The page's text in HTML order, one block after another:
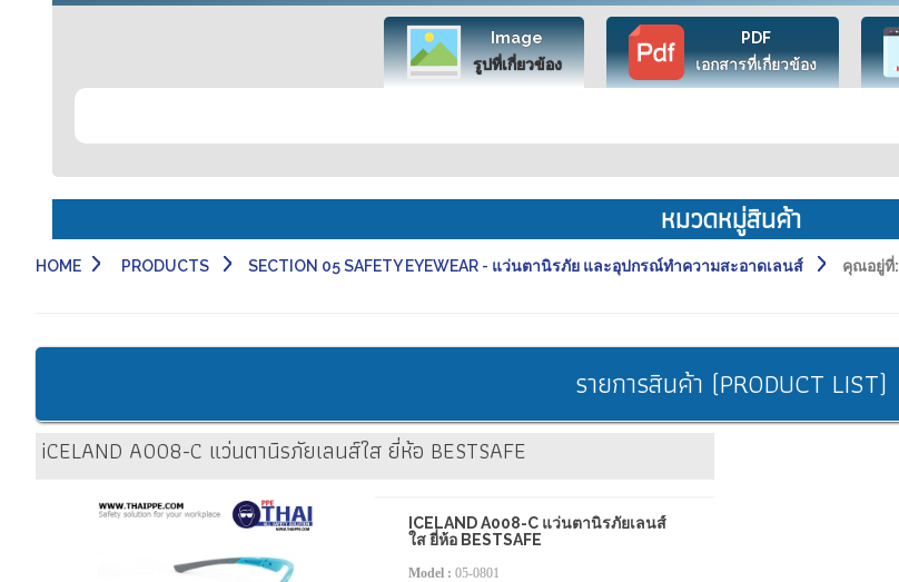
Image
รูปที่เกี่ยวข้อง
PDF
เอกสารที่เกี่ยวข้อง
หมวดหมู่สินค้า
HOME PRODUCTS SECTION 05 SAFETY EYEWEAR - แว่นตานิรภัย และอุปกรณ์ทำความสะอาดเลนส์ คุณอยู่ที่:
รายการสินค้า (PRODUCT LIST)
iCELAND A008-C แว่นตานิรภัยเลนส์ใส ยี่ห้อ BESTSAFE
ICELAND A008-C แว่นตานิรภัยเลนส์
ใส ยี่ห้อ BESTSAFE
Model : 05-0801